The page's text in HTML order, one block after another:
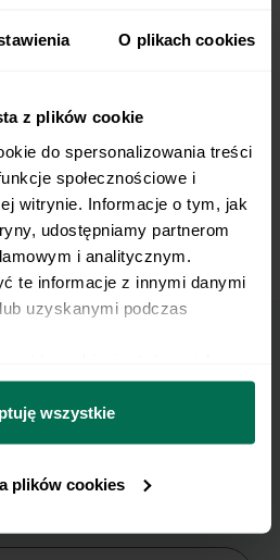
O plikach cookies
z plików cookie
do spersonalizowania treści
społecznościowe i
witrynie. Informacje o tym, jak
udostępniamy partnerom
i analitycznym.
te informacje z innymi danymi
uzyskanymi podczas
i w jaki sposób
w ramach
wszystkie
plików cookies